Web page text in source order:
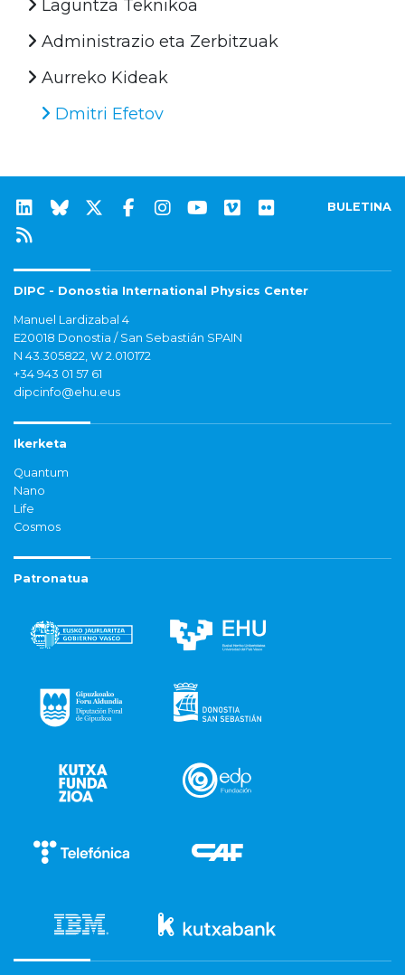
Laguntza Teknikoa
Administrazio eta Zerbitzuak
Aurreko Kideak
Dmitri Efetov
BULETINA
DIPC - Donostia International Physics Center
Manuel Lardizabal 4
E20018 Donostia / San Sebastián SPAIN
N 43.305822, W 2.010172
+34 943 01 57 61
dipcinfo@ehu.eus
Ikerketa
Quantum
Nano
Life
Cosmos
Patronatua